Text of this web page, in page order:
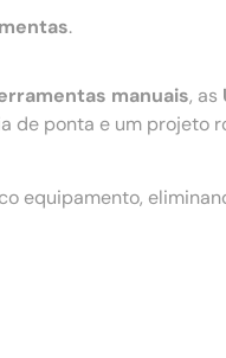
.
manuais, as
de ponta e um projeto
equipamento,